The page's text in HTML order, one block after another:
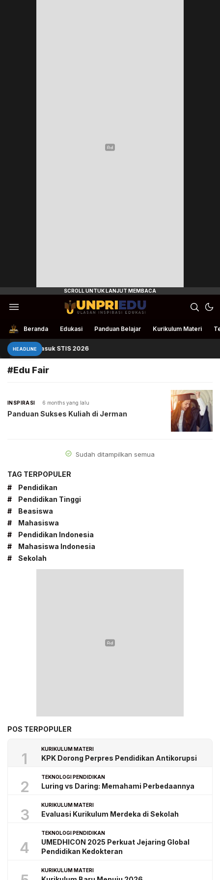
UnpriEdu
Ulasan Inspirasi Edukasi
Beranda Edukasi Panduan Belajar Kurikulum Materi
HEADLINE
Panduan Masuk STIS 2026
#Edu Fair
INSPIRASI 6 months yang lalu
Panduan Sukses Kuliah di Jerman
Sudah ditampilkan semua
TAG TERPOPULER
#
Pendidikan
#
Pendidikan Tinggi
#
Beasiswa
#
Mahasiswa
#
Pendidikan Indonesia
#
Mahasiswa Indonesia
#
Sekolah
POS TERPOPULER
1
KURIKULUM MATERI
KPK Dorong Perpres Pendidikan Antikorupsi
2
TEKNOLOGI PENDIDIKAN
Luring vs Daring: Memahami Perbedaannya
3
KURIKULUM MATERI
Evaluasi Kurikulum Merdeka di Sekolah
4
TEKNOLOGI PENDIDIKAN
UMEDHICON 2025 Perkuat Jejaring Global
Pendidikan Kedokteran
KURIKULUM MATERI